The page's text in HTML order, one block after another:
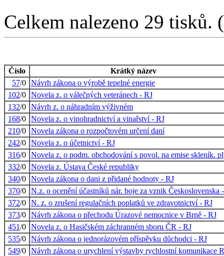
Celkem nalezeno 29 tisků.
Číslo
Krátký název
57/0 Návrh zákona o výrobě tepelné energie
102/0 Novela z. o válečných veteránech - RJ
132/0 Návrh z. o náhradním výživném
168/0 Novela z. o vinohradnictví a vinařství - RJ
210/0 Novela zákona o rozpočtovém určení daní
242/0 Novela z. o účetnictví - RJ
316/0 Novela z. o podm. obchodování s povol. na emise skleník.
332/0 Novela z. Ústava České republiky
340/0 Novela zákona o dani z přidané hodnoty - RJ
370/0 N.z. o ocenění účastníků nár. boje za vznik Československa
372/0 N. z. o zrušení regulačních poplatků ve zdravotnictví - RJ
373/0 Návrh zákona o přechodu Úrazové nemocnice v Brně - RJ
451/0 Novela z. o Hasičském záchranném sboru ČR - RJ
535/0 Návrh zákona o jednorázovém příspěvku důchodci - RJ
549/0 Návrh zákona o urychlení výstavby rychlostní komunikace